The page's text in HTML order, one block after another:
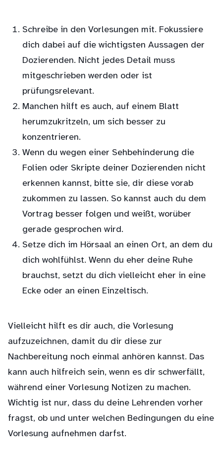
Schreibe in den Vorlesungen mit. Fokussiere
dich dabei auf die wichtigsten Aussagen der
Dozierenden. Nicht jedes Detail muss
mitgeschrieben werden oder ist
prüfungsrelevant.
Manchen hilft es auch, auf einem Blatt
herumzukritzeln, um sich besser zu
konzentrieren.
Wenn du wegen einer Sehbehinderung die
Folien oder Skripte deiner Dozierenden nicht
erkennen kannst, bitte sie, dir diese vorab
zukommen zu lassen. So kannst auch du dem
Vortrag besser folgen und weißt, worüber
gerade gesprochen wird.
Setze dich im Hörsaal an einen Ort, an dem du
dich wohlfühlst. Wenn du eher deine Ruhe
brauchst, setzt du dich vielleicht eher in eine
Ecke oder an einen Einzeltisch.
Vielleicht hilft es dir auch, die Vorlesung
aufzuzeichnen, damit du dir diese zur
Nachbereitung noch einmal anhören kannst. Das
kann auch hilfreich sein, wenn es dir schwerfällt,
während einer Vorlesung Notizen zu machen.
Wichtig ist nur, dass du deine Lehrenden vorher
fragst, ob und unter welchen Bedingungen du eine
Vorlesung aufnehmen darfst.